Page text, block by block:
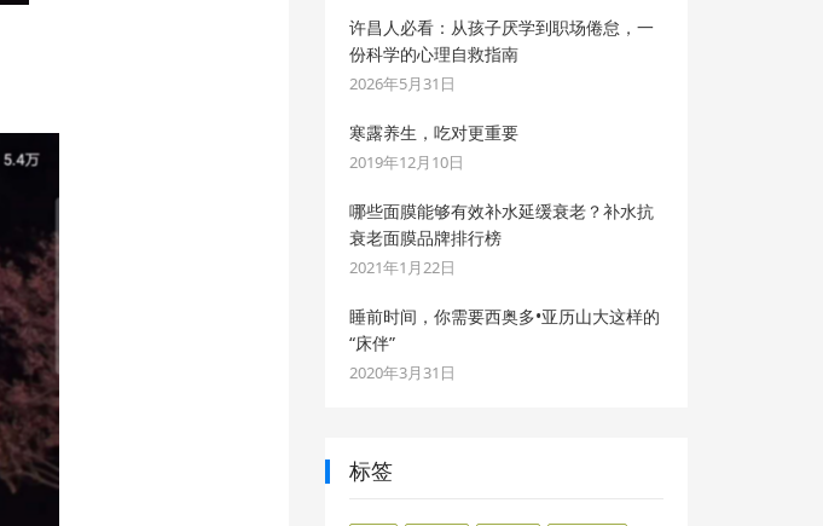
许昌人必看：从孩子厌学到职场倦怠，一
份科学的心理自救指南
2026年5月31日
寒露养生，吃对更重要
2019年12月10日
哪些面膜能够有效补水延缓衰老？补水抗
衰老面膜品牌排行榜
2021年1月22日
睡前时间，你需要西奥多•亚历山大这样的
“床伴”
2020年3月31日
标签